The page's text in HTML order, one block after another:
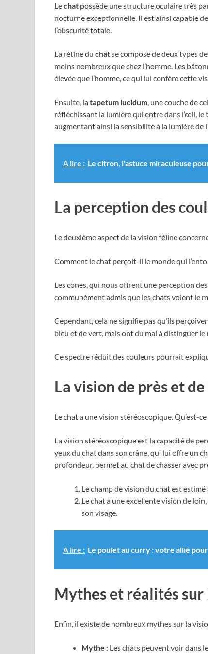
Lechat possède une structure oculaire très
nocturne exceptionnelle. Il est ainsi capable
l’obscurité totale.
La rétine du chatse compose de deux types
moins nombreux que chez l’homme. Les
élevée que l’homme, ce qui lui confère cette
Ensuite, latapetum lucidum, une couche de
réfléchissant la lumière qui entre dans l’œil,
augmentant ainsi la sensibilité à la lumière de
A lire : Le citron, l'astuce miraculeuse
La perception des
Le deuxième aspect de la vision féline
Comment le chat perçoit-il le monde qui
Les cônes, qui nous offrent une perception
communément admis que les chats voient le
Cependant, cela ne signifie pas qu’ils
bleu et de vert, mais ont du mal à distinguer le
Ce spectre réduit des couleurs pourrait
La vision de près et
Le chat a une vision stéréoscopique. Qu’est-
La vision stéréoscopique est la capacité de
yeux du chat dans son crâne, qui lui offre un
profondeur, permet au chat de chasser avec
Le champ de vision du chat est
Le chat a une excellente vision de
son visage.
A lire : Le poulet au curry : votre allié
Mythes et réalités sur
Enfin, il existe de nombreux mythes sur la
Mythe : Les chats peuvent voir dans